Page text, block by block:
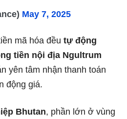
May 7, 2025
mã hóa đều tự động
tiền nội địa Ngultrum
yên tâm nhận thanh toán
động giá.
Bhutan, phần lớn ở vùng